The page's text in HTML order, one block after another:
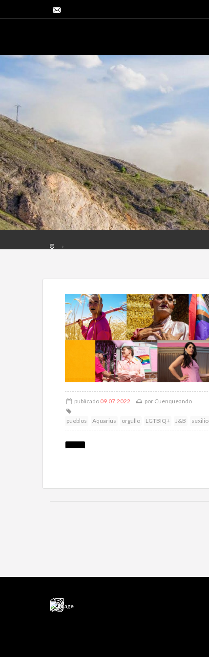
publicado 09.07.2022 por Cuenqueando
pueblos Aquarius orgullo LGTBIQ+ J&B sexilio